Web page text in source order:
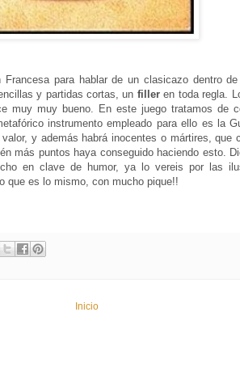
para hablar de un clasicazo dentro
y partidas cortas, un filleren toda regla.
muy muy bueno. En este juego tratamos de
instrumento empleado para ello es la
y además habrá inocentes o mártires, que
más puntos haya conseguido haciendo esto.
en clave de humor, ya lo vereis por las
que es lo mismo, con mucho pique!!
Inicio